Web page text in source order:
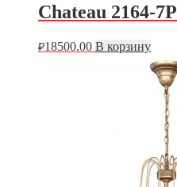
Chateau 2164-7P
₽18500.00 В корзину